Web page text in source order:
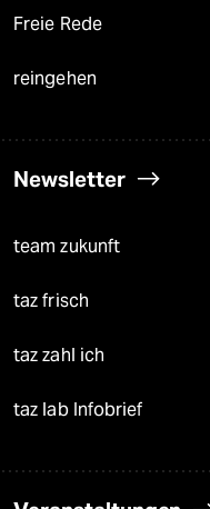
Freie Rede
reingehen
Newsletter
team zukunft
taz frisch
taz zahl ich
taz lab Infobrief